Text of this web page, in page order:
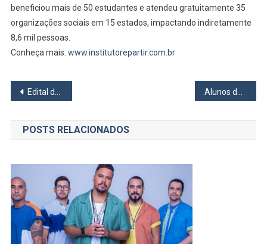
beneficiou mais de 50 estudantes e atendeu gratuitamente 35
organizações sociais em 15 estados, impactando indiretamente
8,6 mil pessoas.
Conheça mais: www.institutorepartir.com.br
Navegação
de
Post
Edital de Convocação – Associação DOAR
POSTS RELACIONADOS